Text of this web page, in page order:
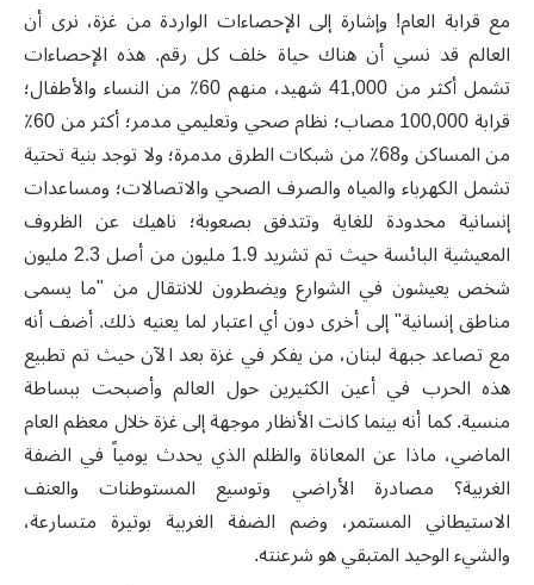
مع قرابة العام! وإشارة إلى الإحصاءات الواردة من غزة، نرى أن
العالم قد نسي أن هناك حياة خلف كل رقم. هذه الإحصاءات
تشمل أكثر من 41,000 شهيد، منهم 60٪ من النساء والأطفال؛
قرابة 100,000 مصاب؛ نظام صحي وتعليمي مدمر؛ أكثر من 60٪
من المساكن و68٪ من شبكات الطرق مدمرة؛ ولا توجد بنية تحتية
تشمل الكهرباء والمياه والصرف الصحي والاتصالات؛ ومساعدات
إنسانية محدودة للغاية وتتدفق بصعوبة؛ ناهيك عن الظروف
المعيشية البائسة حيث تم تشريد 1.9 مليون من أصل 2.3 مليون
شخص يعيشون في الشوارع ويضطرون للانتقال من "ما يسمى
مناطق إنسانية" إلى أخرى دون أي اعتبار لما يعنيه ذلك. أضف أنه
مع تصاعد جبهة لبنان، من يفكر في غزة بعد الآن حيث تم تطبيع
هذه الحرب في أعين الكثيرين حول العالم وأصبحت ببساطة
منسية. كما أنه بينما كانت الأنظار موجهة إلى غزة خلال معظم العام
الماضي، ماذا عن المعاناة والظلم الذي يحدث يومياً في الضفة
الغربية؟ مصادرة الأراضي وتوسيع المستوطنات والعنف
الاستيطاني المستمر، وضم الضفة الغربية بوتيرة متسارعة،
والشيء الوحيد المتبقي هو شرعنته.